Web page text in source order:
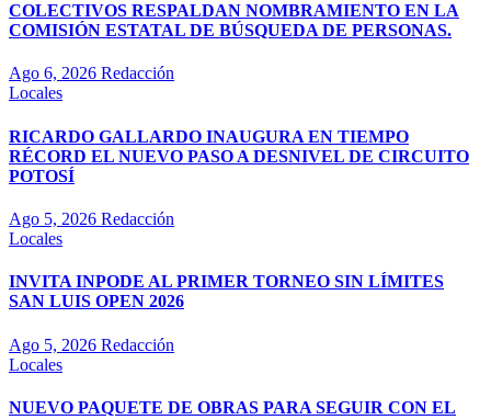
COLECTIVOS RESPALDAN NOMBRAMIENTO EN LA
COMISIÓN ESTATAL DE BÚSQUEDA DE PERSONAS.
Ago 6, 2026 Redacción
Locales
RICARDO GALLARDO INAUGURA EN TIEMPO
RÉCORD EL NUEVO PASO A DESNIVEL DE CIRCUITO
POTOSÍ
Ago 5, 2026 Redacción
Locales
INVITA INPODE AL PRIMER TORNEO SIN LÍMITES
SAN LUIS OPEN 2026
Ago 5, 2026 Redacción
Locales
NUEVO PAQUETE DE OBRAS PARA SEGUIR CON EL